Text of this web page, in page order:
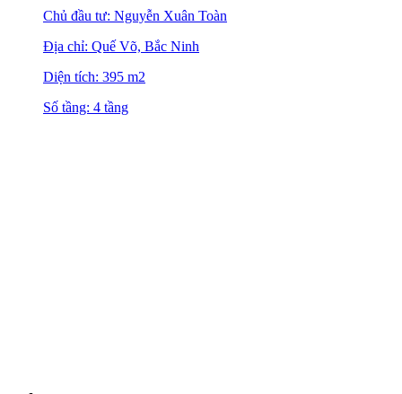
Chủ đầu tư: Nguyễn Xuân Toàn
Địa chỉ: Quế Võ, Bắc Ninh
Diện tích: 395 m2
Số tầng: 4 tầng